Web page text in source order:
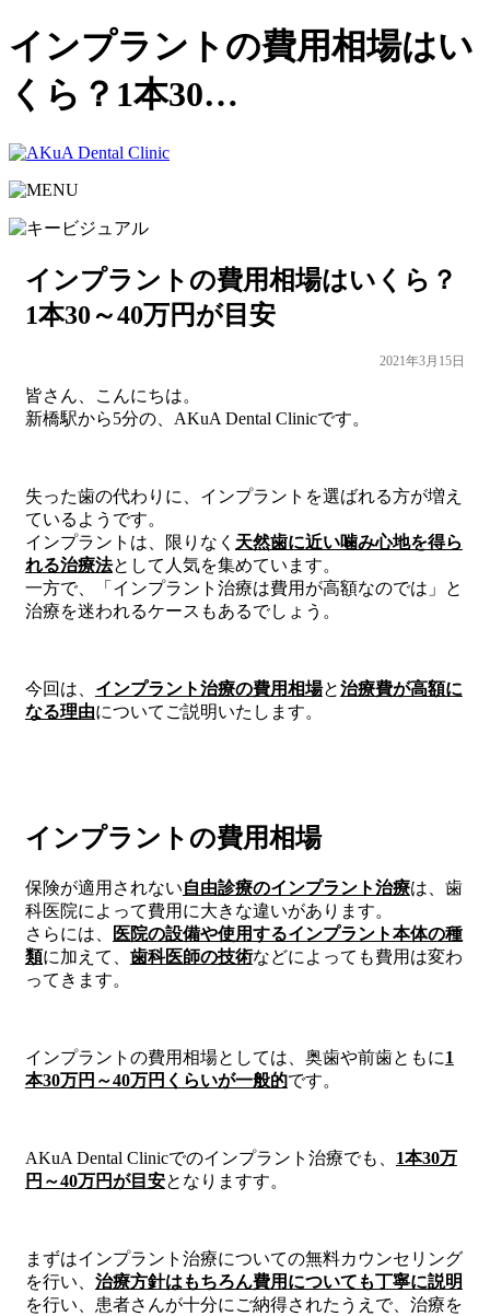
インプラントの費用相場はい
くら？1本30…
インプラントの費用相場はいくら？
1本30～40万円が目安
2021年3月15日
皆さん、こんにちは。
新橋駅から5分の、AKuA Dental Clinicです。
失った歯の代わりに、インプラントを選ばれる方が増え
ているようです。
インプラントは、限りなく 天然歯に近い噛み心地を得ら
れる治療法として人気を集めています。
一方で、「インプラント治療は費用が高額なのでは」と
治療を迷われるケースもあるでしょう。
今回は、 インプラント治療の費用相場と治療費が高額に
なる理由についてご説明いたします。
インプラントの費用相場
保険が適用されない自由診療のインプラント治療は、歯
科医院によって費用に大きな違いがあります。
さらには、
医院の設備や使用するインプラント本体の種
類に加えて、 歯科医師の技術などによっても費用は変わ
ってきます。
インプラントの費用相場としては、奥歯や前歯ともに1
本30万円～40万円くらいが一般的です。
AKuA Dental Clinicでのインプラント治療でも、 1本30万
円～40万円が目安となりますす。
まずはインプラント治療についての無料カウンセリング
を行い、 治療方針はもちろん費用についても丁寧に説明
を行い、患者さんが十分にご納得されたうえで、治療を